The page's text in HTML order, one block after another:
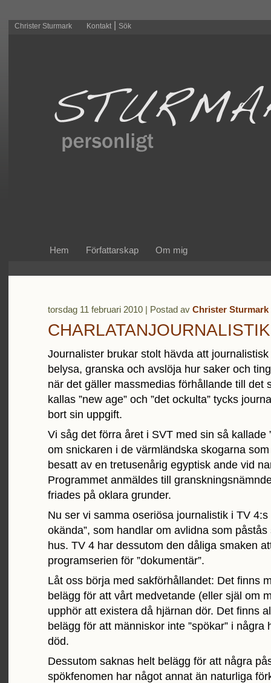
Christer Sturmark Kontakt| Sök
Hem Författarskap Om mig
torsdag 11 februari 2010 | Postad av Christer Sturmark
CHARLATANJOURNALISTIK
Journalister brukar stolt hävda att
belysa, granska och avslöja hur saker och
när det gäller massmedias förhållande till det
kallas ”new age” och ”det ockulta” tycks
bort sin uppgift.
Vi såg det förra året i SVT med sin så kallade
om snickaren i de värmländska skogarna
besatt av en tretusenårig egyptisk ande vid
Programmet anmäldes till
friades på oklara grunder.
Nu ser vi samma oseriösa journalistik i TV 4:s
okända”, som handlar om avlidna som
hus. TV 4 har dessutom den dåliga smaken
programserien för ”dokumentär”.
Låt oss börja med sakförhållandet: Det finns
belägg för att vårt medvetande (eller själ om
upphör att existera då hjärnan dör. Det finns
belägg för att människor inte ”spökar” i några
död.
Dessutom saknas helt belägg för att några
spökfenomen har något annat än naturliga